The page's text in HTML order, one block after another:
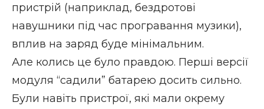
пристрій (наприклад, бездротові
навушники під час програвання музики),
вплив на заряд буде мінімальним.
Але колись це було правдою. Перші версії
модуля “садили” батарею досить сильно.
Були навіть пристрої, які мали окрему